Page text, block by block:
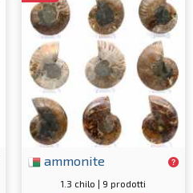
ammonite
1.3 chilo | 9 prodotti